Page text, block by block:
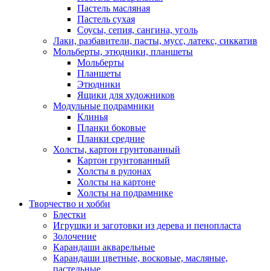
Пастель масляная
Пастель сухая
Соусы, сепия, сангина, уголь
Лаки, разбавители, пасты, мусс, латекс, сиккатив
Мольберты, этюдники, планшеты
Мольберты
Планшеты
Этюдники
Ящики для художников
Модульные подрамники
Клинья
Планки боковые
Планки средние
Холсты, картон грунтованный
Картон грунтованный
Холсты в рулонах
Холсты на картоне
Холсты на подрамнике
Творчество и хобби
Блестки
Игрушки и заготовки из дерева и пенопласта
Золочение
Карандаши акварельные
Карандаши цветные, восковые, масляные,
пастельные